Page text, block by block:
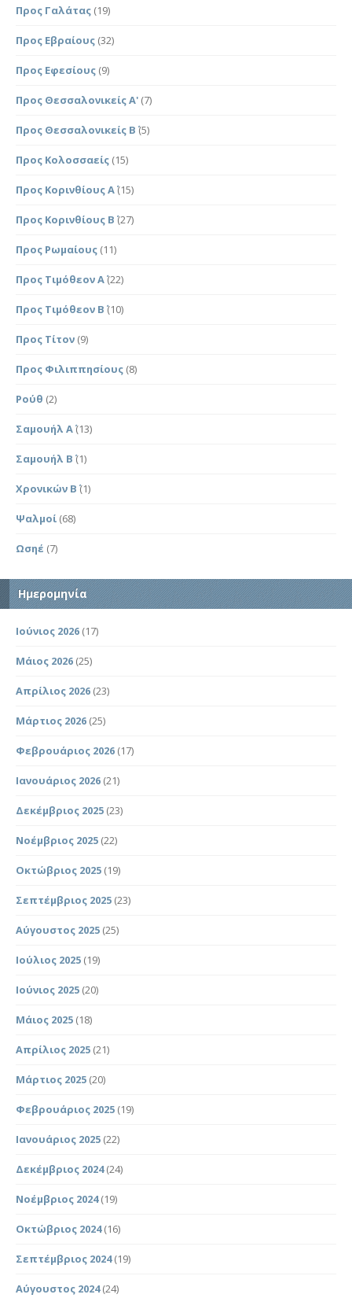
Προς Γαλάτας (19)
Προς Εβραίους (32)
Προς Εφεσίους (9)
Προς Θεσσαλονικείς Α' (7)
Προς Θεσσαλονικείς Β΄ (5)
Προς Κολοσσαείς (15)
Προς Κορινθίους Α΄(15)
Προς Κορινθίους Β΄ (27)
Προς Ρωμαίους (11)
Προς Τιμόθεον Α΄(22)
Προς Τιμόθεον Β΄ (10)
Προς Τίτον (9)
Προς Φιλιππησίους (8)
Ρούθ (2)
Σαμουήλ Α΄(13)
Σαμουήλ Β΄ (1)
Χρονικών Β΄ (1)
Ψαλμοί (68)
Ωσηέ (7)
Ημερομηνία
Ιούνιος 2026 (17)
Μάιος 2026 (25)
Απρίλιος 2026 (23)
Μάρτιος 2026 (25)
Φεβρουάριος 2026 (17)
Ιανουάριος 2026 (21)
Δεκέμβριος 2025 (23)
Νοέμβριος 2025 (22)
Οκτώβριος 2025 (19)
Σεπτέμβριος 2025 (23)
Αύγουστος 2025 (25)
Ιούλιος 2025 (19)
Ιούνιος 2025 (20)
Μάιος 2025 (18)
Απρίλιος 2025 (21)
Μάρτιος 2025 (20)
Φεβρουάριος 2025 (19)
Ιανουάριος 2025 (22)
Δεκέμβριος 2024(24)
Νοέμβριος 2024(19)
Οκτώβριος 2024(16)
Σεπτέμβριος 2024(19)
Αύγουστος 2024(24)